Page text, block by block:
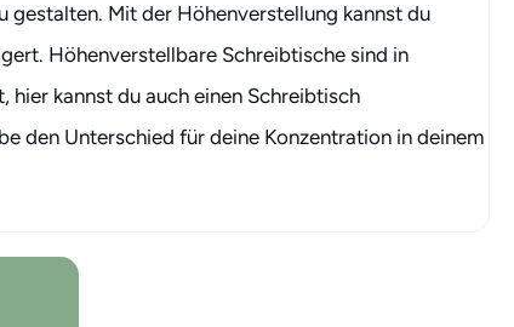
Mit der Höhenverstellung kannst du
Höhenverstellbare Schreibtische sind in
hier kannst du auch einen Schreibtisch
den Unterschied für deine Konzentration in deinem